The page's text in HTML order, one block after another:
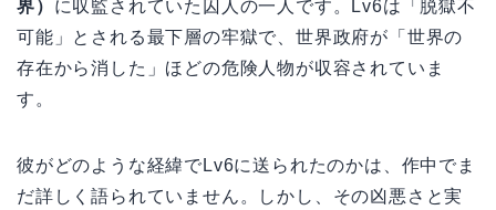
界） に収監されていた囚人の一人です。Lv6は「脱獄不
可能」とされる最下層の牢獄で、世界政府が「世界の
存在から消した」ほどの危険人物が収容されていま
す。
彼がどのような経緯でLv6に送られたのかは、作中でま
だ詳しく語られていません。しかし、その凶悪さと実